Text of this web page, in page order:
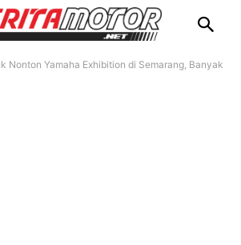
Nonton Yamaha Exhibition di Semarang, Banyak